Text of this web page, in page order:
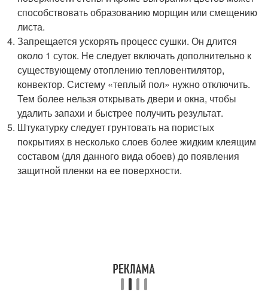
способствовать образованию морщин или смещению
листа.
Запрещается ускорять процесс сушки. Он длится
около 1 суток. Не следует включать дополнительно к
существующему отоплению тепловентилятор,
конвектор. Систему «теплый пол» нужно отключить.
Тем более нельзя открывать двери и окна, чтобы
удалить запахи и быстрее получить результат.
Штукатурку следует грунтовать на пористых
покрытиях в несколько слоев более жидким клеящим
составом (для данного вида обоев) до появления
защитной пленки на ее поверхности.